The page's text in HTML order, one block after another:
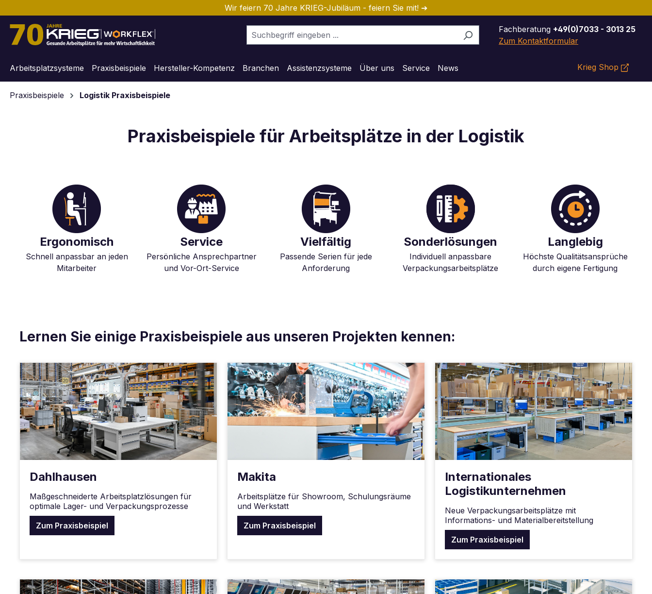
Wir feiern 70 Jahre KRIEG-Jubiläum - feiern Sie mit! ➔
Fachberatung +49(0)7033 - 3013 25
Zum Kontaktformular
Arbeitsplatzsysteme Praxisbeispiele Hersteller-Kompetenz Branchen Assistenzsysteme Über uns Service News Krieg Shop
Praxisbeispiele Logistik Praxisbeispiele
Praxisbeispiele für Arbeitsplätze in der Logistik
Ergonomisch
Schnell anpassbar an jeden
Mitarbeiter
Service
Persönliche Ansprechpartner
und Vor-Ort-Service
Vielfältig
Passende Serien für jede
Anforderung
Sonderlösungen
Individuell anpassbare
Verpackungsarbeitsplätze
Langlebig
Höchste Qualitätsansprüche
durch eigene Fertigung
Lernen Sie einige Praxisbeispiele aus unseren Projekten kennen:
Dahlhausen
Maßgeschneiderte Arbeitsplatzlösungen für
optimale Lager- und Verpackungsprozesse
Zum Praxisbeispiel
Makita
Arbeitsplätze für Showroom, Schulungsräume
und Werkstatt
Zum Praxisbeispiel
Internationales
Logistikunternehmen
Neue Verpackungsarbeitsplätze mit
Informations- und Materialbereitstellung
Zum Praxisbeispiel